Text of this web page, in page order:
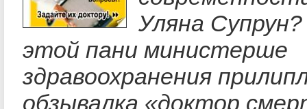
Уляна Супрун?
этой пани министерше
здравоохранения
обзывалка «доктор